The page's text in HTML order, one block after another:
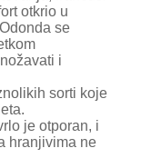
otkrio u
se
i
sorti koje
je otporan, i
hranjivima ne